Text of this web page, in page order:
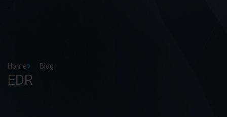
Home Blog
EDR